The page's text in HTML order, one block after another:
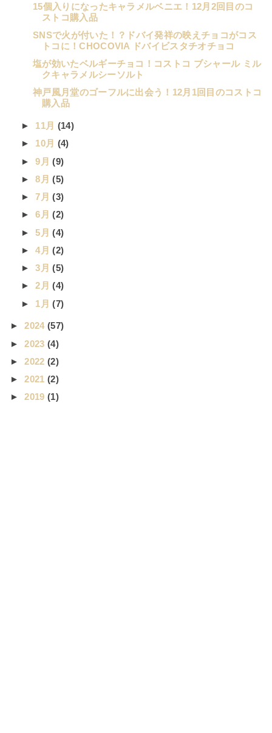
15個入りになったキャラメルベニエ！12月2回目のコ
ストコ購入品
SNSで火が付いた！？ドバイ発祥の映えチョコがコス
トコに！CHOCOVIA ドバイビスタチオチョコ
塩が効いたベルギーチョコ！コストコ ブシャール ミル
クキャラメルシーソルト
神戸風月堂のゴーフルに出会う！12月1回目のコストコ
購入品
► 11月 (14)
► 10月 (4)
►9月(9)
►8月(5)
►7月(3)
►6月(2)
►5月(4)
►4月(2)
►3月(5)
►2月(4)
► 1月(7)
►2024(57)
►2023(4)
►2022(2)
►2021(2)
►2019(1)